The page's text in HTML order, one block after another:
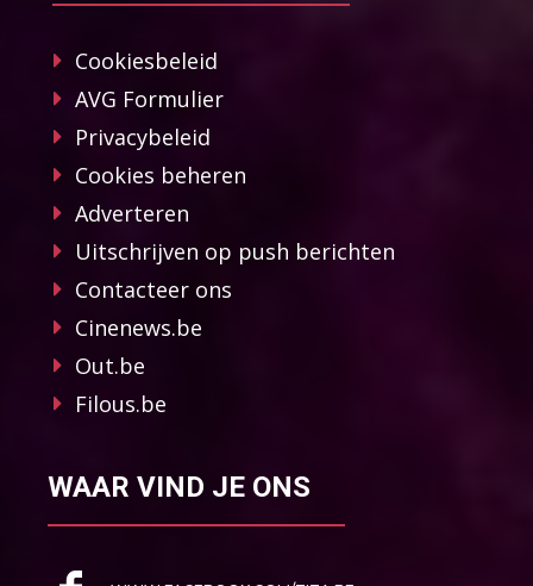
Cookiesbeleid
AVG Formulier
Privacybeleid
Cookies beheren
Adverteren
Uitschrijven op push berichten
Contacteer ons
Cinenews.be
Out.be
Filous.be
WAAR VIND JE ONS